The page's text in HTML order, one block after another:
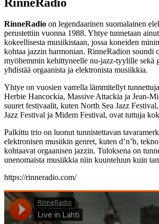
RinneRadio on legendaarinen suomalainen
perustettiin vuonna 1988. Yhtye tunnetaan
kokeellisesta musiikistaan, jossa koneiden
kohtaa jazzin harmonian. RinneRadion soundi
myöhemmin kehittyneelle nu-jazz-tyylille sekä
yhdistää orgaanista ja elektronista musiikkia.
Yhtye on vuosien varrella lämmitellyt
Herbie Hancockia, Massive Attackia ja Jean-
suuret festivaalit, kuten North Sea Jazz
Jazz Festival ja Midem Festival, ovat tuttuja
Palkittu trio on luonut tunnistettavan
elektronisen musiikin genret, kuten d’n’b,
kohtaavat orgaanisen jazzin. Tuloksena on
unenomaista musiikkia niin kuunteluun kuin
https://rinneradio.com/